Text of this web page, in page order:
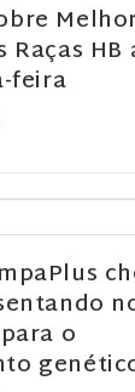
Raças
feira
o